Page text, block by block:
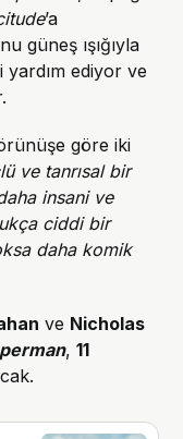
’a
güneş ışığıyla
ediyor ve
göre iki
ve tanrısal bir
insani ve
ciddi bir
daha komik
ve Nicholas
,11